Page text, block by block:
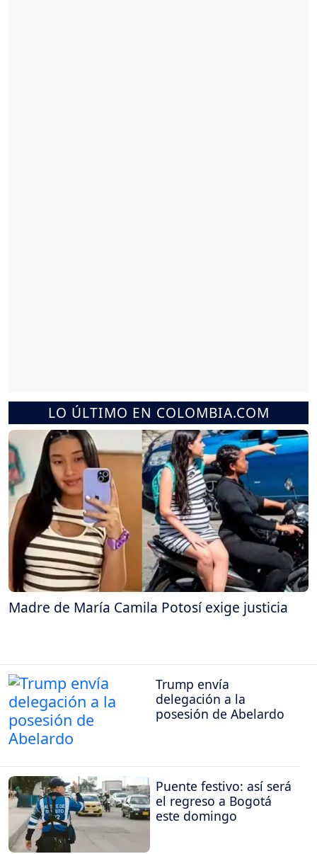
LO ÚLTIMO EN COLOMBIA.COM
Madre de María Camila Potosí exige justicia
Trump envía
delegación a la
posesión de Abelardo
Puente festivo: así será
el regreso a Bogotá
este domingo